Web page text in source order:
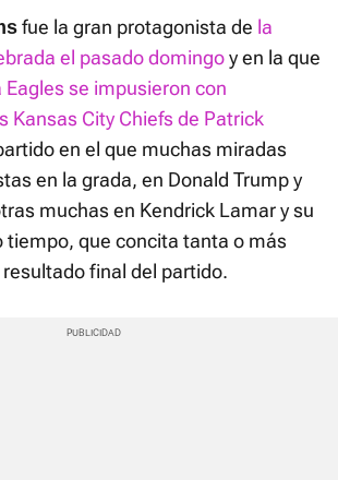
fue la gran protagonista de la
el pasado domingoy en la que
Eagles se impusieron con
Kansas City Chiefs de Patrick
en el que muchas miradas
en la grada, en Donald Trump y
muchas en Kendrick Lamar y su
tiempo, que concita tanta o más
final del partido.